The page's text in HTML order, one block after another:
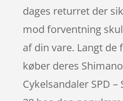
dages returret der
mod forventning
af din vare. Langt de
køber deres
Cykelsandaler SPD –